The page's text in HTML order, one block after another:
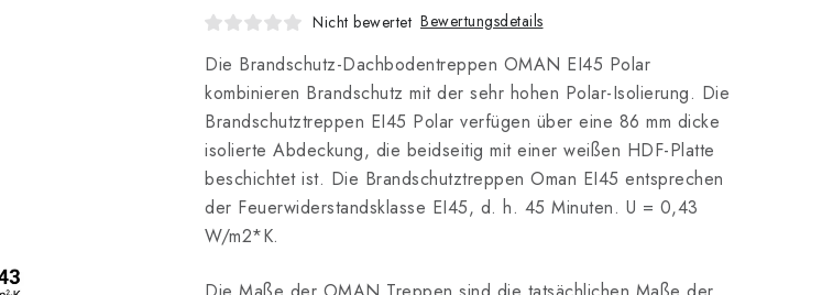
Nicht bewertet Bewertungsdetails
Die Brandschutz-Dachbodentreppen OMAN EI45 Polar
kombinieren Brandschutz mit der sehr hohen Polar-Isolierung. Die
Brandschutztreppen EI45 Polar verfügen über eine 86 mm dicke
isolierte Abdeckung, die beidseitig mit einer weißen HDF-Platte
beschichtet ist. Die Brandschutztreppen Oman EI45 entsprechen
der Feuerwiderstandsklasse EI45, d. h. 45 Minuten. U = 0,43
W/m2*K.